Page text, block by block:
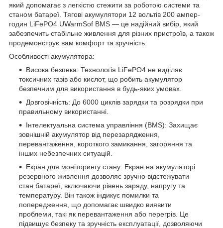
який допомагає з легкістю стежити за роботою системи та
станом батареї. Тягові акумулятори 12 вольтів 200 ампер-
годин LiFePO4 UWarmSof BMS — це надійний вибір, який
забезпечить стабільне живлення для різних пристроїв, а також
продемонструє вам комфорт та зручність.
Особливості акумулятора:
Висока безпека: Технологія LiFePO4 не виділяє
токсичних газів або кислот, що робить акумулятор
безпечним для використання в будь-яких умовах.
Довговічність: До 6000 циклів зарядки та розрядки при
правильному використанні.
Інтелектуальна система управління (BMS): Захищає
зовнішній акумулятор від перезарядження,
перевантаження, короткого замикання, загоряння та
інших небезпечних ситуацій.
Екран для моніторингу стану: Екран на акумуляторі
резервного живлення дозволяє зручно відстежувати
стан батареї, включаючи рівень заряду, напругу та
температуру. Він також індикує помилки та
попередження, що допомагає швидко виявити
проблеми, такі як перевантаження або перегрів. Це
підвищує безпеку та зручність експлуатації, дозволяючи